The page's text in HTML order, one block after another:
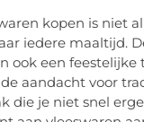
kopen is niet
iedere maaltijd.
ook een
aandacht voor
die je niet snel